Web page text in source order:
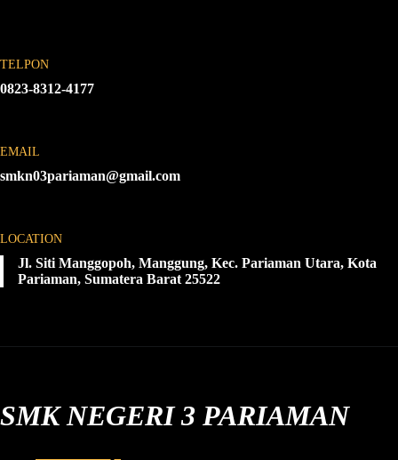
TELPON
0823-8312-4177
EMAIL
smkn03pariaman@gmail.com
LOCATION
Jl. Siti Manggopoh, Manggung, Kec. Pariaman Utara, Kota
Pariaman, Sumatera Barat 25522
SMK NEGERI 3 PARIAMAN